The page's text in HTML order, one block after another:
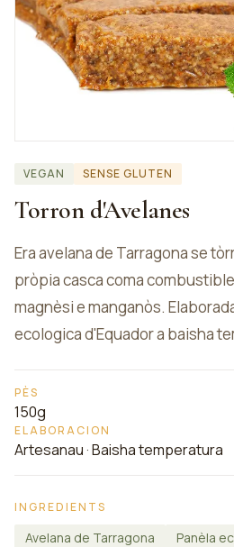
VEGAN SENSE GLUTEN
Torron d'Avelanes
Era avelana de Tarragona se
pròpia casca coma
magnèsi e manganòs.
ecologica d'Equador a baisha
PÈS
150g
ELABORACION
Artesanau · Baisha temperatura
INGREDIENTS
Avelana de Tarragona
Panèla